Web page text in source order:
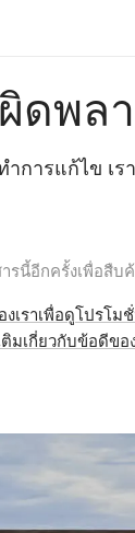
ดพล
การแก้ไข เร
รนี้อีกครั้งเพื่อสืบ
เราเพื่อดูโปรโม
มเกี่ยวกับข้อดีขอ